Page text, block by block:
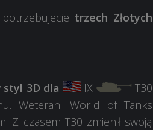
trzech Złotych
styl 3D dla IX
T30
Weterani World of Tanks
Z czasem T30 zmienił swoją